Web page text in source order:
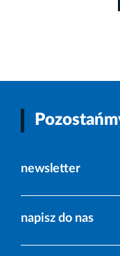
newsletter
napisz do nas